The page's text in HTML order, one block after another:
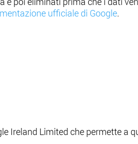
ufficiale di Google.
Ireland Limited che permette a